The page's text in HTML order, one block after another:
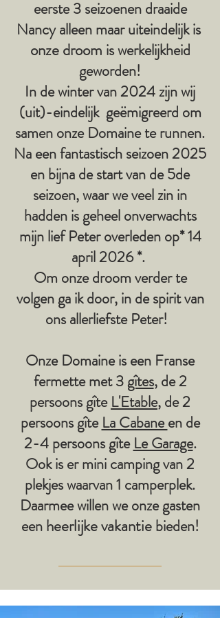
eerste 3 seizoenen draaide
Nancy alleen maar uiteindelijk is
onze droom is werkelijkheid
geworden!
In de winter van 2024 zijn wij
(uit)-eindelijk geëmigreerd om
samen onze Domaine te runnen.
Na een fantastisch seizoen 2025
en bijna de start van de 5de
seizoen, waar we veel zin in
hadden is geheel onverwachts
mijn lief Peter overleden op* 14
april 2026 *.
Om onze droom verder te
volgen ga ik door, in de spirit van
ons allerliefste Peter!
Onze Domaine is een Franse
fermette met 3gîtes, de 2
persoons gîteL'Etable, de 2
persoons gîteLa Cabaneen de
2-4 persoons gîteLe Garage.
Ook is er mini camping van 2
plekjes waarvan 1 camperplek.
Daarmee willen we onze gasten
eenheerlijke vakantiebieden!